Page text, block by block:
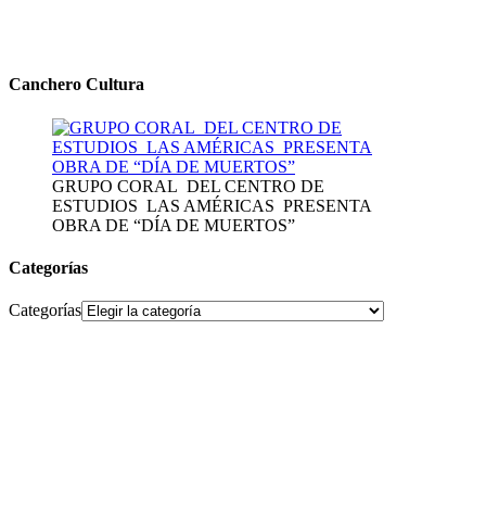
Canchero Cultura
GRUPO CORAL DEL CENTRO DE
ESTUDIOS LAS AMÉRICAS PRESENTA
OBRA DE “DÍA DE MUERTOS”
Categorías
Categorías